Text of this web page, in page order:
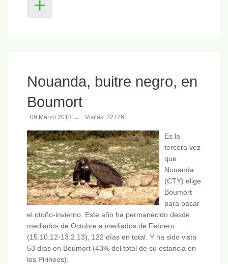
Nouanda, buitre negro, en
Boumort
09 Marzo 2013 Visitas: 22776
Es la
tercera vez
que
Nouanda
(CTY) elige
Boumort
para pasar
el otoño-invierno. Este año ha permanecido desde
mediados de Octubre a mediados de Febrero
(15.10.12-13.2.13), 122 días en total. Y ha sido vista
53 días en Boumort (43% del total de su estancia en
los Pirineos).